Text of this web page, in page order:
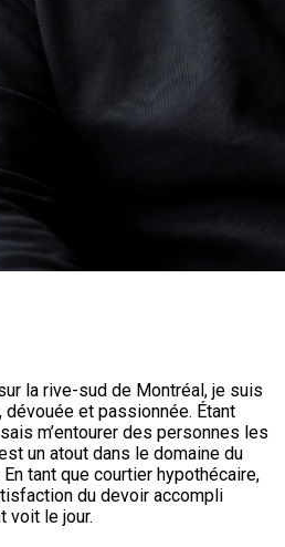
la rive-sud de Montréal, je suis
et passionnée. Étant
m’entourer des personnes les
un atout dans le domaine du
tant que courtier hypothécaire,
du devoir accompli
voit le jour.